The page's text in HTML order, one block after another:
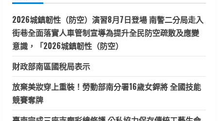
2026城鎮韌性（防空）演習8月7日登場 南警二分局走入
街巷全面落實人車管制宣導為提升全民防空疏散及應變
意識，「2026城鎮韌性（防空）
財政部南區國稅局表示
放棄美妝穿上重裝！勞動部南分署16歲女銲將 全國技能
競賽奪牌